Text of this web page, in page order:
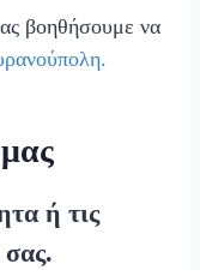
βοηθήσουμε να
ή τις